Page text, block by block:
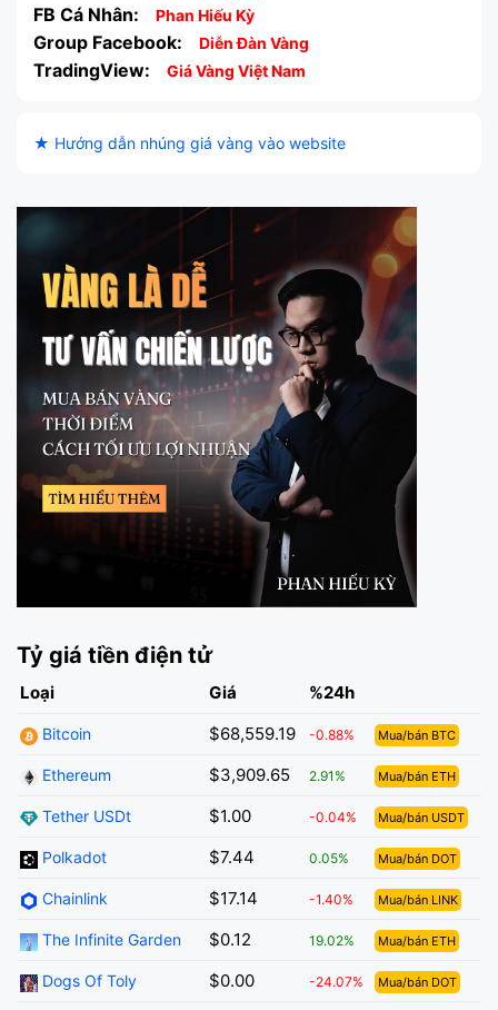
FB Cá Nhân: Phan Hiếu Kỳ
Group Facebook: Diễn Đàn Vàng
TradingView: Giá Vàng Việt Nam
★ Hướng dẫn nhúng giá vàng vào website
Tỷ giá tiền điện tử
Loại Giá %24h
Bitcoin $68,559.19 -0.88% Mua/bán BTC
Ethereum $3,909.65 2.91% Mua/bán ETH
Tether USDt $1.00 -0.04% Mua/bán USDT
Polkadot $7.44 0.05% Mua/bán DOT
Chainlink $17.14 -1.40% Mua/bán LINK
The Infinite Garden $0.12 19.02% Mua/bán ETH
Dogs Of Toly $0.00 -24.07% Mua/bán DOT